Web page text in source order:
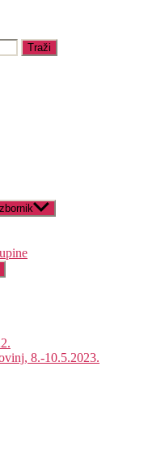
8.-10.5.2023.